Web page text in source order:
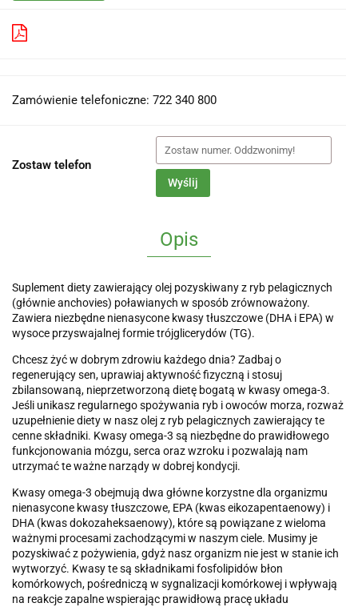
Zamówienie telefoniczne: 722 340 800
Zostaw telefon
Wyślij
Opis
Suplement diety zawierający olej pozyskiwany z ryb pelagicznych
(głównie anchovies) poławianych w sposób zrównoważony.
Zawiera niezbędne nienasycone kwasy tłuszczowe (DHA i EPA) w
wysoce przyswajalnej formie trójglicerydów (TG).
Chcesz żyć w dobrym zdrowiu każdego dnia? Zadbaj o
regenerujący sen, uprawiaj aktywność fizyczną i stosuj
zbilansowaną, nieprzetworzoną dietę bogatą w kwasy omega-3.
Jeśli unikasz regularnego spożywania ryb i owoców morza, rozważ
uzupełnienie diety w nasz olej z ryb pelagicznych zawierający te
cenne składniki. Kwasy omega-3 są niezbędne do prawidłowego
funkcjonowania mózgu, serca oraz wzroku i pozwalają nam
utrzymać te ważne narządy w dobrej kondycji.
Kwasy omega-3 obejmują dwa główne korzystne dla organizmu
nienasycone kwasy tłuszczowe, EPA (kwas eikozapentaenowy) i
DHA (kwas dokozaheksaenowy), które są powiązane z wieloma
ważnymi procesami zachodzącymi w naszym ciele. Musimy je
pozyskiwać z pożywienia, gdyż nasz organizm nie jest w stanie ich
wytworzyć. Kwasy te są składnikami fosfolipidów błon
komórkowych, pośredniczą w sygnalizacji komórkowej i wpływają
na reakcje zapalne wspierając prawidłową pracę układu